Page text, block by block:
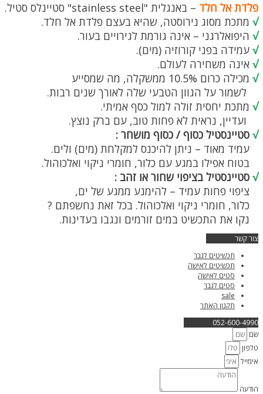
פלדת אל חלד – באנגלית "stainless steel" סטיינלס סטיל.
√ מתכת מסוג נירוסטה, שהיא בעצם פלדת אל חלד.
√ היפואלרגני – אינה גורמת לגירויים בעור.
√ עמידה בפני קורוזיה (מים).
√ אינה משחירה לעולם.
√ מכילה כרום 10.5% ממשקלה, מה שמסייע
לשמור על הגוון הטבעי שלה לאורך שנים רבות.
√ מתכת יחסית זולה למול כסף אמיתי.
ועדיין, נראית לא פחות טוב, עם ברק נוצץ.
√ סטיינסטיל כסוף / כסוף מושחר :
עמיד מאוד – ניתן להיכנס למקלחת (מים) ולים.
בטוח אפילו במגע עם כלור, חומרי ניקוי ואלכוהול.
√ סטיינסטיל בציפוי שחור או זהב :
ציפוי פחות עמיד – להימנע ממגע של ים,
כלור, חומרי ניקוי ואלכוהול. בכל זאת נחשפתם ?
נקו את התכשיט במים זורמים ונגבו בעדינות.
צור קשר
תכשיטים לגבר
תכשיטים לאישה
סטים לאישה
סטים לגבר
sale
תקנון האתר
052-600-4990
שם
טלפון
אימייל
הודעה